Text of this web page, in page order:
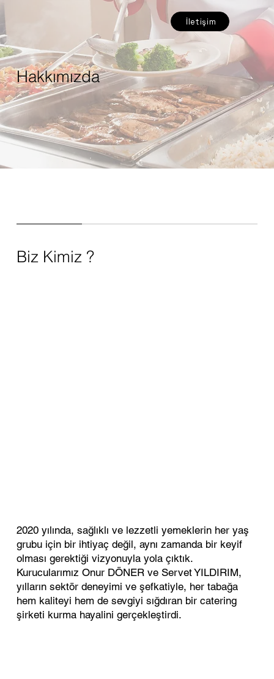
İletişim
Hakkımızda
Biz Kimiz ?
2020 yılında, sağlıklı ve lezzetli yemeklerin her yaş
grubu için bir ihtiyaç değil, aynı zamanda bir keyif
olması gerektiği vizyonuyla yola çıktık.
Kurucularımız Onur DÖNER ve Servet YILDIRIM,
yılların sektör deneyimi ve şefkatiyle, her tabağa
hem kaliteyi hem de sevgiyi sığdıran bir catering
şirketi kurma hayalini gerçekleştirdi.